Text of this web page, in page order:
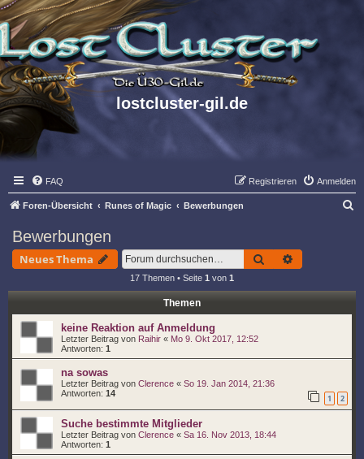
lostcluster-gil.de
FAQ Anmelden
Registrieren
Foren-Übersicht Runes of Magic Bewerbungen
Bewerbungen
Neues Thema Suche
17 Themen • Seite 1 von 1
Themen
keine Reaktion auf Anmeldung
Letzter Beitrag von Raihir « Mo 9. Okt 2017, 12:52
Antworten: 1
na sowas
Letzter Beitrag von Clerence « So 19. Jan 2014, 21:36
Antworten: 14 1 2
Suche bestimmte Mitglieder
Letzter Beitrag von Clerence « Sa 16. Nov 2013, 18:44
Antworten: 1